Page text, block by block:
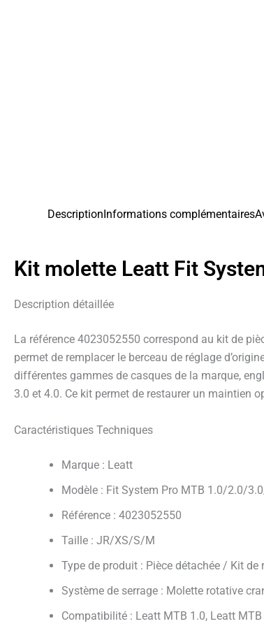
DescriptionInformations complémentaires
Kit molette Leatt Fit
Description détaillée
La référence 4023052550 correspond au kit de
permet de remplacer le berceau de réglage
différentes gammes de casques de la marque,
3.0 et 4.0. Ce kit permet de restaurer un maintien
Caractéristiques Techniques
Marque : Leatt
Modèle : Fit System Pro MTB 1.0/2.0/
Référence : 4023052550
Taille : JR/XS/S/M
Type de produit : Pièce détachée / Kit
Système de serrage : Molette rotative
Compatibilité : Leatt MTB 1.0, Leatt